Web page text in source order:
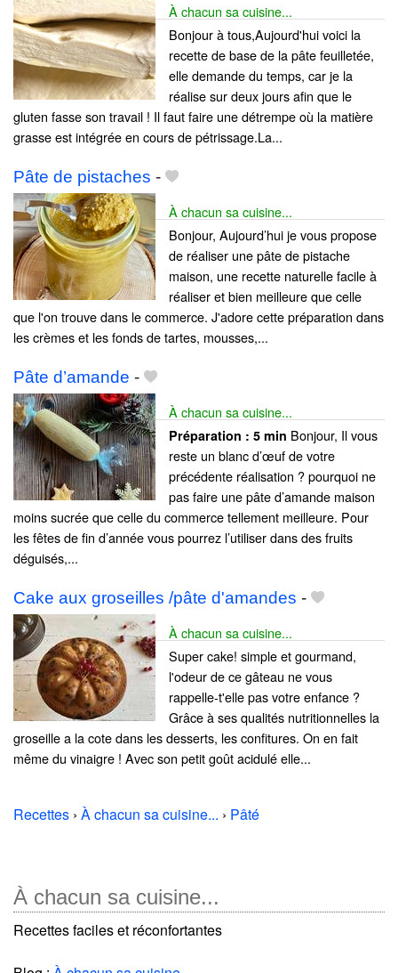
À chacun sa cuisine...
Bonjour à tous,Aujourd'hui voici la
recette de base de la pâte feuilletée,
elle demande du temps, car je la
réalise sur deux jours afin que le
gluten fasse son travail ! Il faut faire une détrempe où la matière
grasse est intégrée en cours de pétrissage.La...
Pâte de pistaches -
À chacun sa cuisine...
Bonjour, Aujourd’hui je vous propose
de réaliser une pâte de pistache
maison, une recette naturelle facile à
réaliser et bien meilleure que celle
que l'on trouve dans le commerce. J'adore cette préparation dans
les crèmes et les fonds de tartes, mousses,...
Pâte d’amande -
À chacun sa cuisine...
Préparation : 5 min Bonjour, Il vous
reste un blanc d’œuf de votre
précédente réalisation ? pourquoi ne
pas faire une pâte d’amande maison
moins sucrée que celle du commerce tellement meilleure. Pour
les fêtes de fin d’année vous pourrez l’utiliser dans des fruits
déguisés,...
Cake aux groseilles /pâte d'amandes -
À chacun sa cuisine...
Super cake! simple et gourmand,
l'odeur de ce gâteau ne vous
rappelle-t'elle pas votre enfance ?
Grâce à ses qualités nutritionnelles la
groseille a la cote dans les desserts, les confitures. On en fait
même du vinaigre ! Avec son petit goût acidulé elle...
Recettes › À chacun sa cuisine... › Pâté
À chacun sa cuisine...
Recettes faciles et réconfortantes